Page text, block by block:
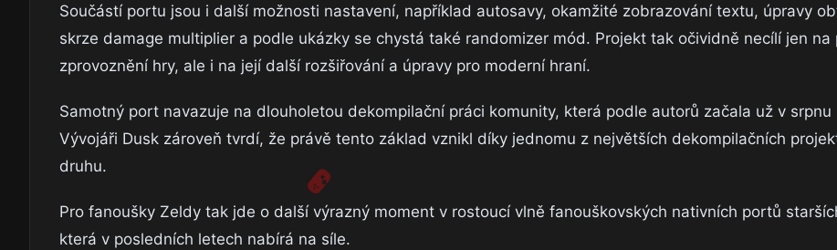
Součástí portu jsou i další možnosti nastavení, například autosavy, okamžité zobrazování textu, úpravy
skrze damage multiplier a podle ukázky se chystá také randomizer mód. Projekt tak očividně necílí jen na
zprovoznění hry, ale i na její další rozšiřování a úpravy pro moderní hraní.
Samotný port navazuje na dlouholetou dekompilační práci komunity, která podle autorů začala už v srpnu
Vývojáři Dusk zároveň tvrdí, že právě tento základ vznikl díky jednomu z největších dekompilačních
druhu.
Pro fanoušky Zeldy tak jde o další výrazný moment v rostoucí vlně fanouškovských nativních portů
která v posledních letech nabírá na síle.